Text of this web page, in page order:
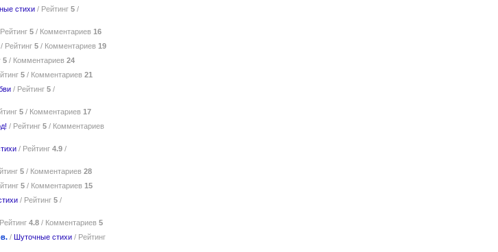
стихи / Рейтинг 5 /
5 / Комментариев 16
/ Рейтинг 5 / Комментариев 19
5 / Комментариев 24
5 / Комментариев 21
/ Рейтинг 5 /
5 / Комментариев 17
/ Рейтинг 5 / Комментариев
/ Рейтинг 4.9 /
5 / Комментариев 28
5 / Комментариев 15
/ Рейтинг 5 /
4.8 / Комментариев 5
/ Шуточные стихи / Рейтинг